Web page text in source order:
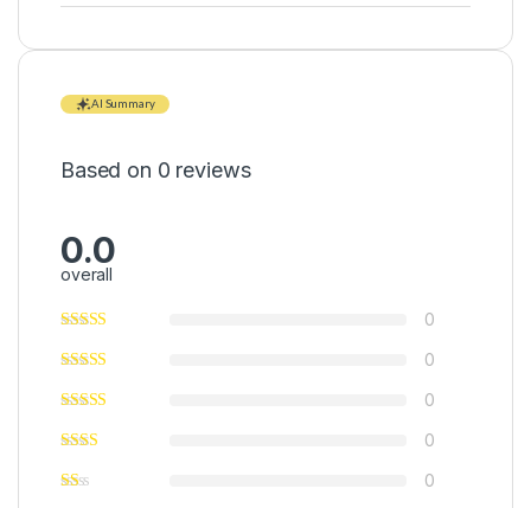
AI Summary
Based on 0 reviews
0.0
overall
0
0
0
0
0